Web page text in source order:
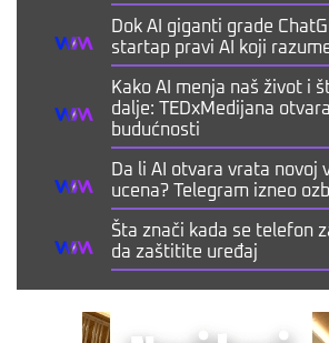
Dok AI giganti grade
startap pravi AI koji
Kako AI menja naš život i
dalje: TEDxMedijana
budućnosti
Da li AI otvara vrata novoj
ucena? Telegram izneo
Šta znači kada se telefon
da zaštitite uređaj